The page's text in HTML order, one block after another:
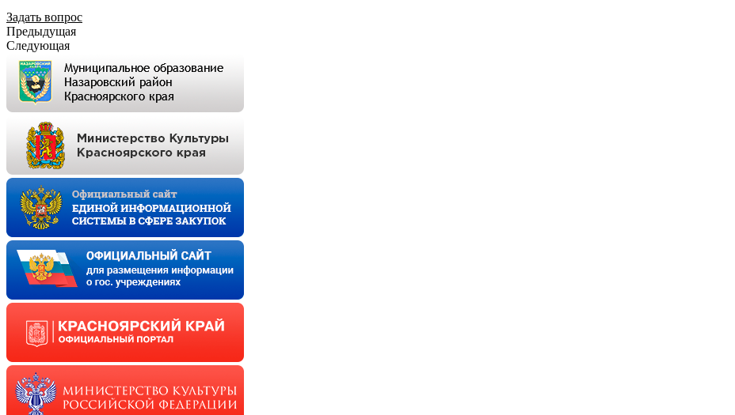
Задать вопрос
Предыдущая
Следующая